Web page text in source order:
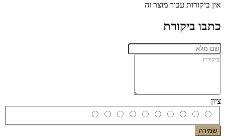
אין ביקורות עבור מוצר זה
כתבו ביקורת
ציון
שמירה